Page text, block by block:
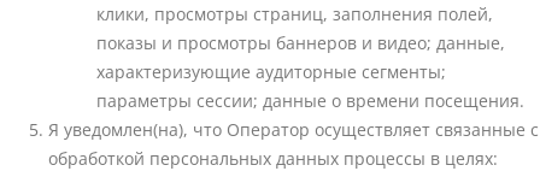
клики, просмотры страниц, заполнения полей,
показы и просмотры баннеров и видео; данные,
характеризующие аудиторные сегменты;
параметры сессии; данные о времени посещения.
Я уведомлен(на), что Оператор осуществляет связанные с
обработкой персональных данных процессы в целях: